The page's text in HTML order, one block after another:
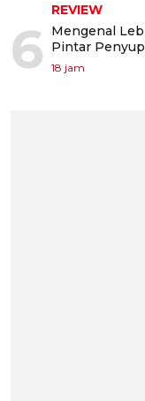
6
REVIEW
Mengenal
Pintar
18 jam